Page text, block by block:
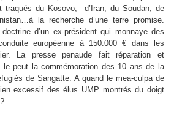
traqués du Kosovo, d’Iran, du Soudan, de
la recherche d’une terre promise.
d’un ex-président qui monnaye des
européenne à 150.000 € dans les
La presse penaude fait réparation et
le peut la commémoration des 10 ans de la
de Sangatte. A quand le mea-culpa de
excessif des élus UMP montrés du doigt